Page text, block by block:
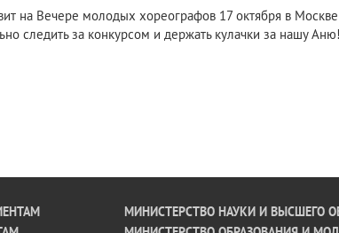
на Вечере молодых хореографов 17 октября в
следить за конкурсом и держать кулачки за нашу Аню!
МИНИСТЕРСТВО НАУКИ И ВЫСШЕГО